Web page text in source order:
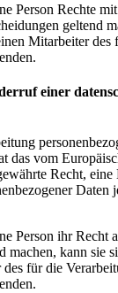
Person Rechte
geltend
Mitarbeiter des
einer
das vom
Recht,
Daten
Person ihr Recht
machen, kann sie
für die